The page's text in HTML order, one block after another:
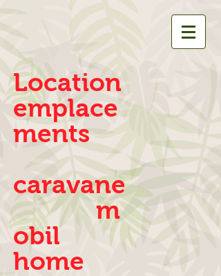
Location
emplace
ments
caravane
m
obil
home